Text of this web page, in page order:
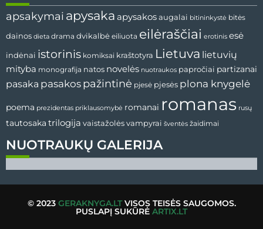
NUOTRAUKŲ GALERIJA
apsakymai apysaka apysakos augalai bitininkystė bitės
dainos dieta drama dvikalbė eiliuota eilėraščiai erotinis esė
indėnai istorinis komiksai kraštotyra Lietuva lietuvių
mityba monografija natos novelės nuotraukos papročiai partizanai
pasaka pasakos pažintinė pjesė pjesės plona knygelė
poema prezidentas priklausomybė romanai romanas rusų
tautosaka trilogija vaistažolėsvampyrai šventės žaidimai
© 2023 GERAKNYGA.LTVISOS TEISĖS SAUGOMOS.
PUSLAPĮ SUKŪRĖ ARTIX.LT